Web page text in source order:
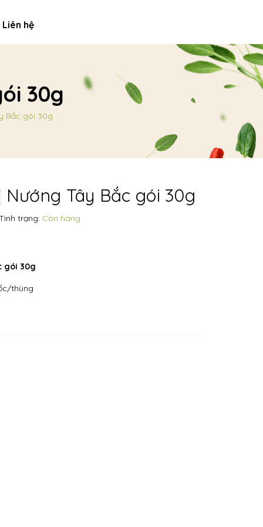
Liên hệ
30g
Bắc gói 30g
Nướng Tây Bắc gói 30g
trạng: Còn hàng
gói 30g
thùng